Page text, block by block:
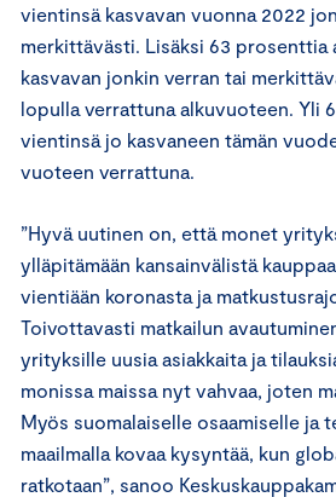
vientinsä kasvavan vuonna 2022
merkittävästi. Lisäksi 63 prosenttia
kasvavan jonkin verran tai
lopulla verrattuna alkuvuoteen. Yli
vientinsä jo kasvaneen tämän
vuoteen verrattuna.
”Hyvä uutinen on, että monet
ylläpitämään kansainvälistä
vientiään koronasta ja
Toivottavasti matkailun
yrityksille uusia asiakkaita ja
monissa maissa nyt vahvaa, joten
Myös suomalaiselle osaamiselle ja
maailmalla kovaa kysyntää, kun
ratkotaan”, sanoo